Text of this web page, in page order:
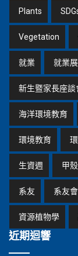
Plants
Vegetation
就業 就業
新生暨家長座談
海洋環境教育
環境教育
生資週 甲
系友 系友會
資源植物學
近期迴響